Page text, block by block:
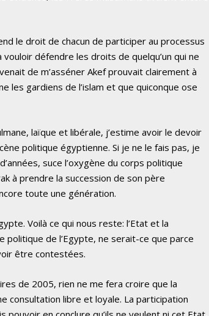
le droit de chacun de participer au processus
défendre les droits de quelqu’un qui ne
de m’asséner Akef prouvait clairement à
les gardiens de l’islam et que quiconque ose
laïque et libérale, j’estime avoir le devoir
politique égyptienne. Si je ne le fais pas, je
suce l’oxygène du corps politique
à prendre la succession de son père
toute une génération.
Voilà ce qui nous reste: l’Etat et la
de l’Egypte, ne serait-ce que parce
être contestées.
de 2005, rien ne me fera croire que la
consultation libre et loyale. La participation